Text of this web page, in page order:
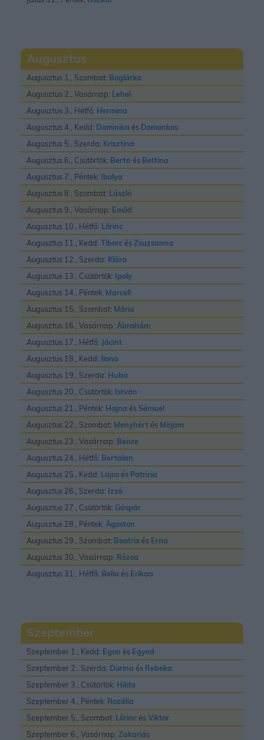
Augusztus
Augusztus 1., Szombat: Boglárka
Augusztus 2., Vasárnap: Lehel
Augusztus 3., Hétfő: Hermina
Augusztus 4., Kedd: Dominika és Domonkos
Augusztus 5., Szerda: Krisztina
Augusztus 6., Csütörtök: Berta és Bettina
Augusztus 7., Péntek: Ibolya
Augusztus 8., Szombat: László
Augusztus 9., Vasárnap: Emõd
Augusztus 10., Hétfő: Lõrinc
Augusztus 11., Kedd: Tiborc ésZsuzsanna
Augusztus 12., Szerda: Klára
Augusztus 13., Csütörtök: Ipoly
Augusztus 14., Péntek: Marcell
Augusztus 15., Szombat: Mária
Augusztus 16., Vasárnap: Ábrahám
Augusztus 17., Hétfő: Jácint
Augusztus 18., Kedd: Ilona
Augusztus 19., Szerda: Huba
Augusztus 20., Csütörtök: István
Augusztus 21., Péntek: Hajna és Sémuel
Augusztus 22., Szombat: Menyhért és Mirjam
Augusztus 23., Vasárnap: Bence
Augusztus 24., Hétfő: Bertalan
Augusztus 25., Kedd: Lajos és Patricia
Augusztus 26., Szerda: Izsó
Augusztus 27., Csütörtök: Gáspár
Augusztus 28., Péntek: Ágoston
Augusztus 29., Szombat: Beatrix és Erna
Augusztus 30., Vasárnap: Rózsa
Augusztus 31., Hétfő: Bella és Erikaa
Szeptember
Szeptember 1., Kedd: Egon és Egyed
Szeptember 2., Szerda: Dorina és Rebeka
Szeptember 3., Csütörtök: Hilda
Szeptember 4., Péntek: Rozália
Szeptember 5., Szombat: Lõrinc ésViktor
Szeptember 6., Vasárnap: Zakariás